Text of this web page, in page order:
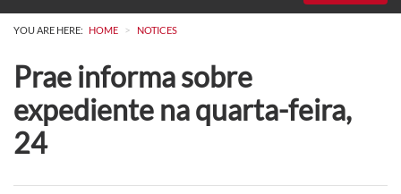
YOU ARE HERE: HOME > NOTICES
Prae informa sobre
expediente na quarta-feira,
24